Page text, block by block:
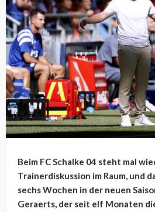
Beim FC Schalke 04 steht mal
Trainerdiskussion im Raum, und
sechs Wochen in der neuen
Geraerts, der seit elf Monaten